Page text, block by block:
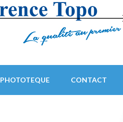
PHOTOTEQUE CONTACT